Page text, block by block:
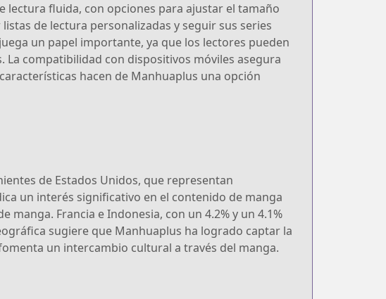
lectura fluida, con opciones para ajustar el tamaño
de lectura personalizadas y seguir sus series
un papel importante, ya que los lectores pueden
compatibilidad con dispositivos móviles asegura
hacen de Manhuaplus una opción
de Estados Unidos, que representan
un interés significativo en el contenido de manga
Francia e Indonesia, con un 4.2% y un 4.1%
sugiere que Manhuaplus ha logrado captar la
un intercambio cultural a través del manga.